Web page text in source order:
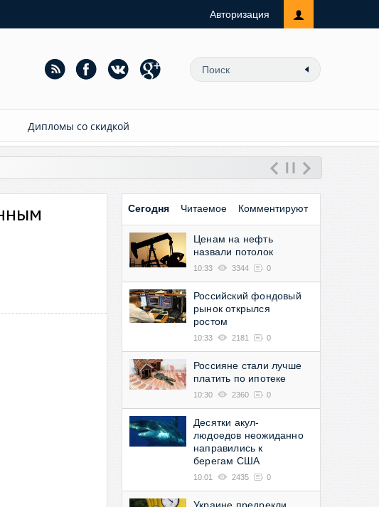
Авторизация
Дипломы со скидкой
Сегодня Читаемое Комментируют
Ценам на нефть
назвали потолок
10:33 3344 0
Российский фондовый
рынок открылся
ростом
10:33 2181 0
Россияне стали лучше
платить по ипотеке
10:30 2360 0
Десятки акул-
людоедов неожиданно
направились к
берегам США
10:01 2435 0